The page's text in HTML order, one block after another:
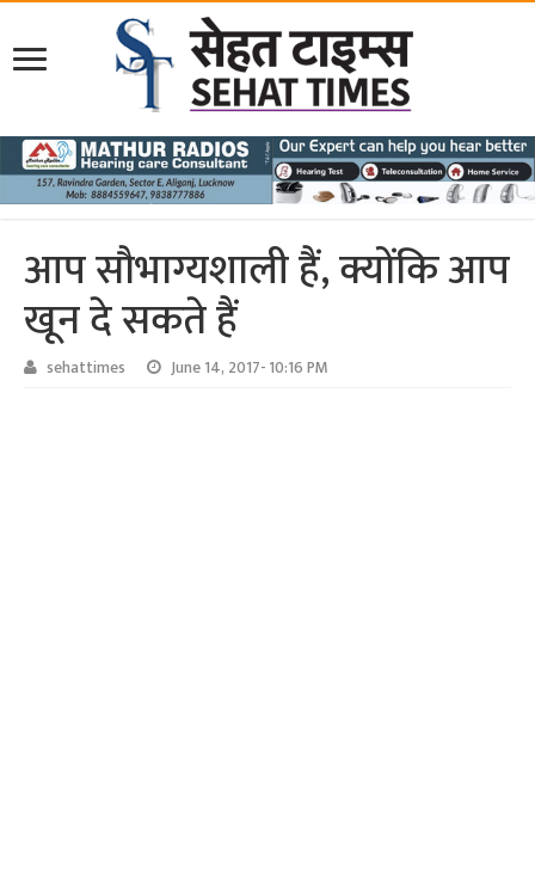
आप सौभाग्यशाली हैं, क्योंकि आप
खून दे सकते हैं
sehattimes June 14, 2017- 10:16 PM